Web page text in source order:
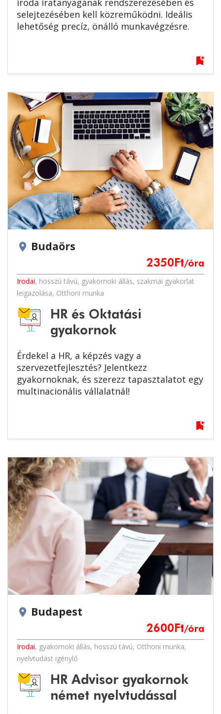
iroda iratanyagának rendszerezésében és
selejtezésében kell közreműködni. Ideális
lehetőség precíz, önálló munkavégzésre.
bookmark_add
location_on Budaörs
2350 Ft/óra
Irodai, hosszú távú, gyakornoki állás, szakmai gyakorlat
leigazolása, Otthoni munka
HR és Oktatási
gyakornok
Érdekel a HR, a képzés vagy a
szervezetfejlesztés? Jelentkezz
gyakornoknak, és szerezz tapasztalatot egy
multinacionális vállalatnál!
bookmark_add
location_on Budapest
2600 Ft/óra
Irodai, gyakornoki állás, hosszú távú, Otthoni munka,
nyelvtudást igénylő
HR Advisor gyakornok
német nyelvtudással